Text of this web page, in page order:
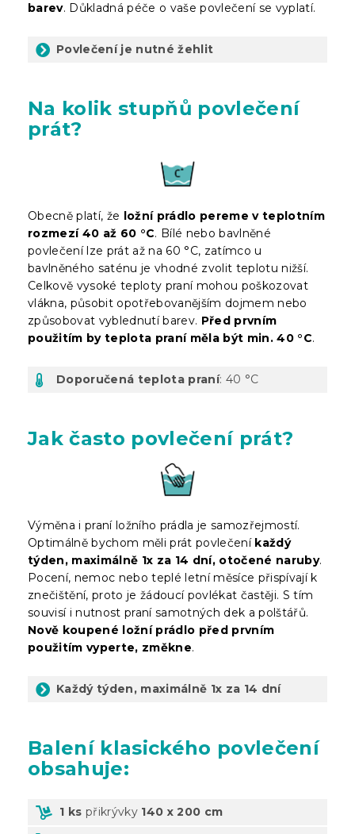
barev. Důkladná péče o vaše povlečení se vyplatí.
Povlečení je nutné žehlit
Na kolik stupňů povlečení
prát?
Obecně platí, že ložní prádlo pereme v teplotním
rozmezí 40 až 60 °C. Bílé nebo bavlněné
povlečení lze prát až na 60 °C, zatímco u
bavlněného saténu je vhodné zvolit teplotu nižší.
Celkově vysoké teploty praní mohou poškozovat
vlákna, působit opotřebovanějším dojmem nebo
způsobovat vyblednutí barev. Před prvním
použitím by teplota praní měla být min. 40 °C.
Doporučená teplota praní: 40 °C
Jak často povlečení prát?
Výměna i praní ložního prádla je samozřejmostí.
Optimálně bychom měli prát povlečení každý
týden, maximálně 1x za 14 dní, otočené naruby.
Pocení, nemoc nebo teplé letní měsíce přispívají k
znečištění, proto je žádoucí povlékat častěji. S tím
souvisí i nutnost praní samotných dek a polštářů.
Nově koupené ložní prádlo před prvním
použitím vyperte, změkne.
Každý týden, maximálně 1x za 14 dní
Baleníklasického povlečení
obsahuje:
1 ks přikrývky 140 x 200 cm